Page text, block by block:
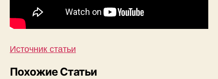
Источник статьи
Похожие Статьи